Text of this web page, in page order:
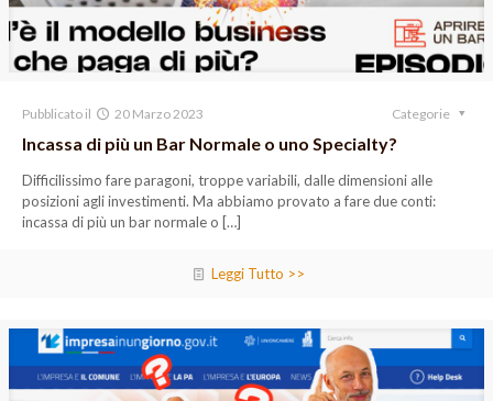
Pubblicato il 20 Marzo 2023 Categorie
Incassa di più un Bar Normale o uno Specialty?
Difficilissimo fare paragoni, troppe variabili, dalle dimensioni alle
posizioni agli investimenti. Ma abbiamo provato a fare due conti:
incassa di più un bar normale o […]
Leggi Tutto >>